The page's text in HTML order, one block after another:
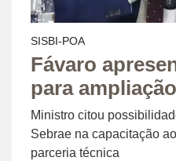
SISBI-POA
Fávaro
para ampliação
Ministro citou
Sebrae na capacitação
parceria técnica